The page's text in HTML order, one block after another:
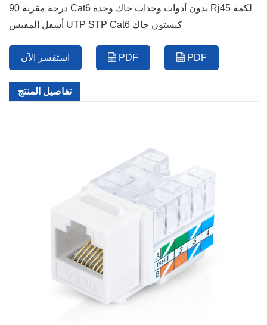
90 درجة مقرنة Cat6 بدون أدوات وحدات جاك وحدة Rj45 لكمة
أسفل المقبس UTP STP Cat6 كيستون جاك
استفسر الآن PDF PDF
تفاصيل المنتج